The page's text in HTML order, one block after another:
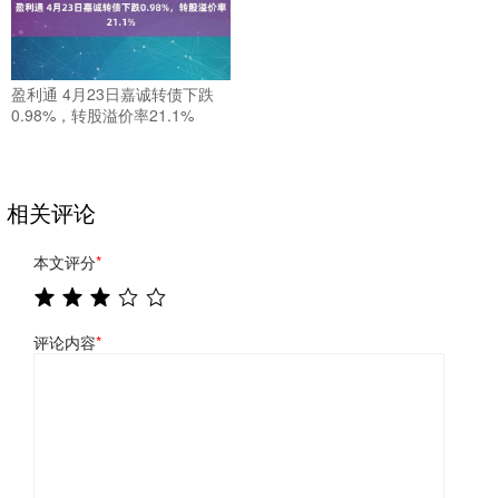
盈利通 4月23日嘉诚转债下跌
0.98%，转股溢价率21.1%
相关评论
本文评分*
评论内容*